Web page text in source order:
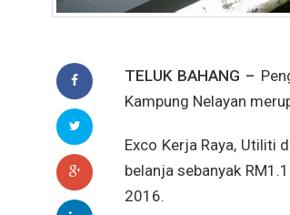
TELUK BAHANG –
Kampung Nelayan
Exco Kerja Raya, Utiliti
belanja sebanyak
2016.